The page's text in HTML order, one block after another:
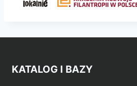
KATALOG I BAZY